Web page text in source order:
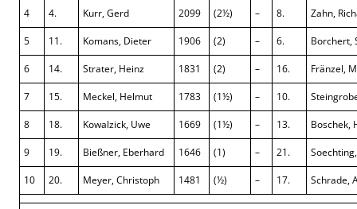
4 4. Kurr, Gerd 2099 (2½) – 8. Zahn,
5 11. Komans, Dieter 1906 (2) – 6. Borchert,
6 14. Strater, Heinz 1831 (2) – 16. Fränzel,
7 15. Meckel, Helmut 1783 (1½) – 10.
8 18. Kowalzick, Uwe 1669 (1½) – 13. Boschek,
9 19. Bießner, Eberhard 1646 (1) – 21.
10 20. Meyer, Christoph 1481 (½) – 17. Schrade,